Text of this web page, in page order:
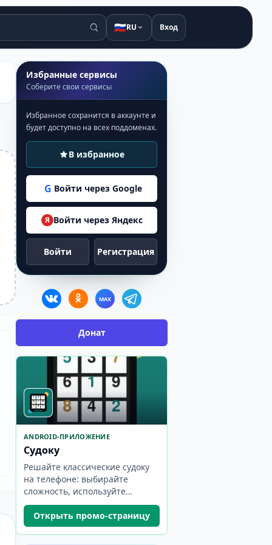
🇷🇺RU Вход
Избранные сервисы
Соберите свои сервисы
Избранное сохранится в аккаунте и
будет доступно на всех поддоменах.
В избранное
G Войти через Google
Я Войти через Яндекс
Войти Регистрация
MAX
Донат
ANDROID-ПРИЛОЖЕНИЕ
Судоку
Решайте классические судоку
на телефоне: выбирайте
сложность, используйте
заметки и следите за
прогрессом.
Открыть промо-страницу